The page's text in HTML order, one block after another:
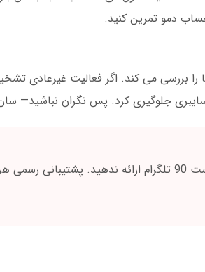
می کند. اگر فعالیت غیرعادی
هرگز اطلاعات حساب سان ست 90 را به کانال های غیررسمی سان ست 90 تلگرام ارائه